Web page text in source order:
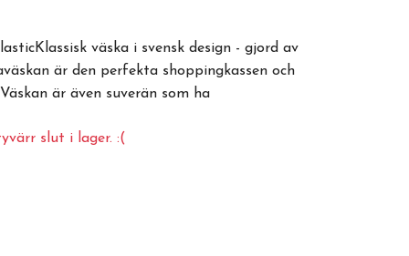
väska i svensk design - gjord av
är den perfekta shoppingkassen och
är även suverän som ha
slut i lager. :(